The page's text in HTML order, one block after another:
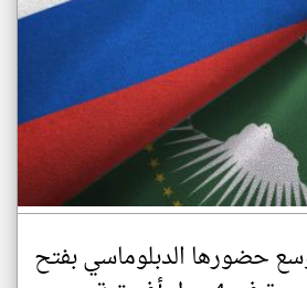
حضورها الدبلوماسي بفتح